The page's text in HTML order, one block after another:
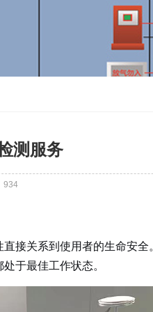
测服务
934
接关系到使用者的生命安
于最佳工作状态。